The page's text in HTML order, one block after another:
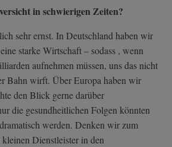
in schwierigen Zeiten?
sehr ernst. In Deutschland haben wir
starke Wirtschaft – sodass , wenn
aufnehmen müssen, uns das nicht
Bahn wirft. Über Europa haben wir
den Blick gerne darüber
die gesundheitlichen Folgen könnten
werden. Denken wir zum
Dienstleister in den